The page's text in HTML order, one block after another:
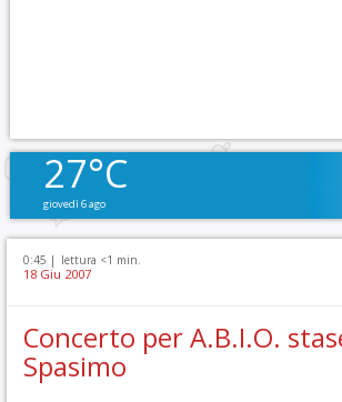
27°C
giovedì 6 ago
0:45 | lettura <1 min.
18 Giu 2007
Concerto per A.B.I.O.
Spasimo